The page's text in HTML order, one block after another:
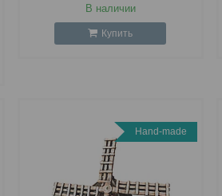
В наличии
Купить
Hand-made